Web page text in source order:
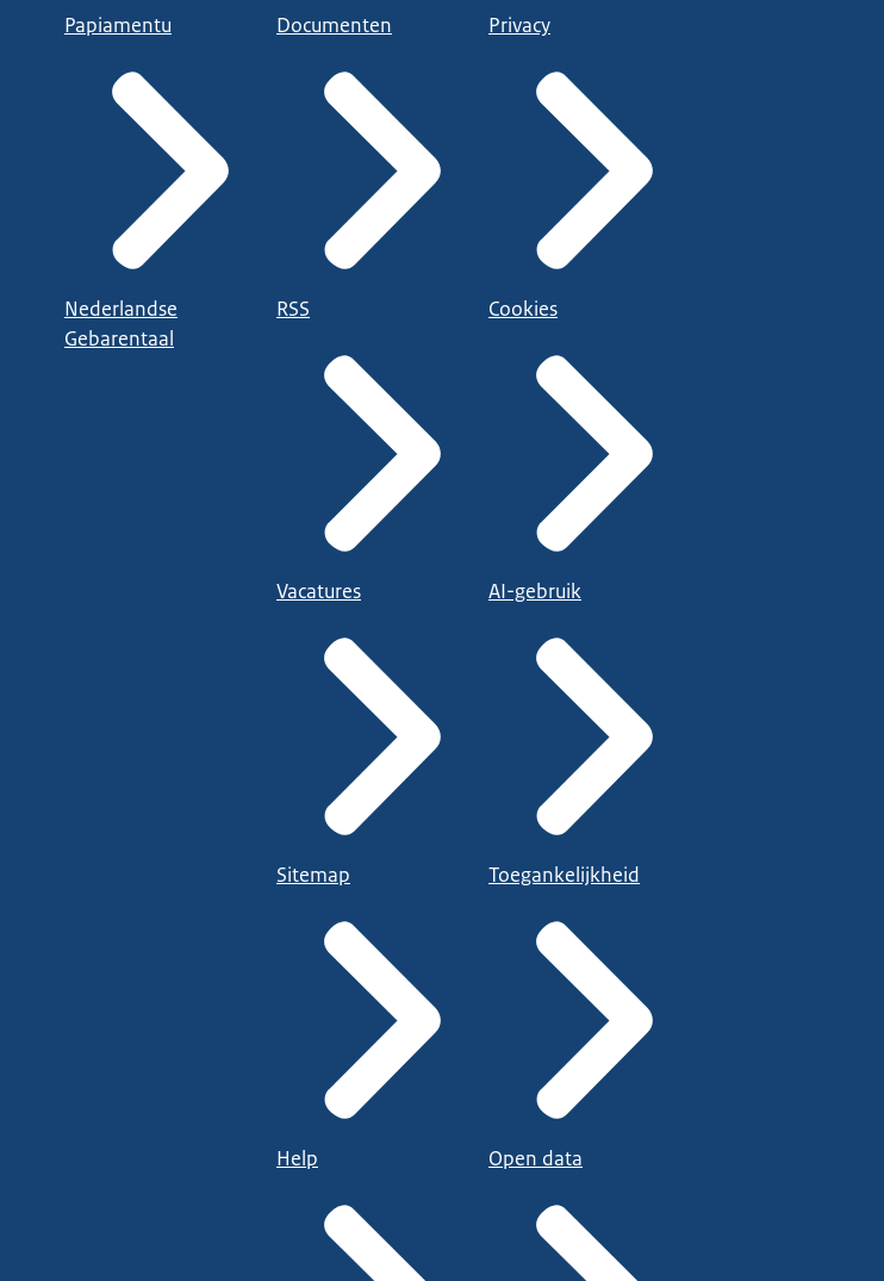
Papiamentu
Nederlandse
Gebarentaal
Documenten
RSS
Vacatures
Sitemap
Help
Privacy
Cookies
AI-gebruik
Toegankelijkheid
Open data